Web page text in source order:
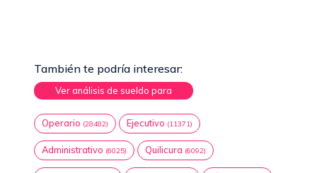
También te podría interesar:
Ver análisis de sueldo para
Operario (28482) Ejecutivo (11371)
Administrativo (6025) Quilicura (6092)